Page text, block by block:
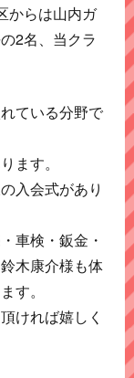
からは山内ガ
2名、当クラ
ている分野で
ます。
入会式があり
車検・鈑金・
木康介様も体
す。
ければ嬉しく